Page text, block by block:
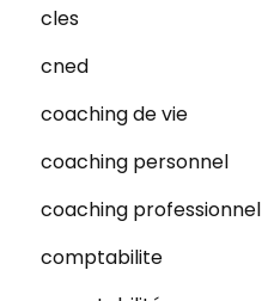
cles
cned
coaching de vie
coaching personnel
coaching professionnel
comptabilite